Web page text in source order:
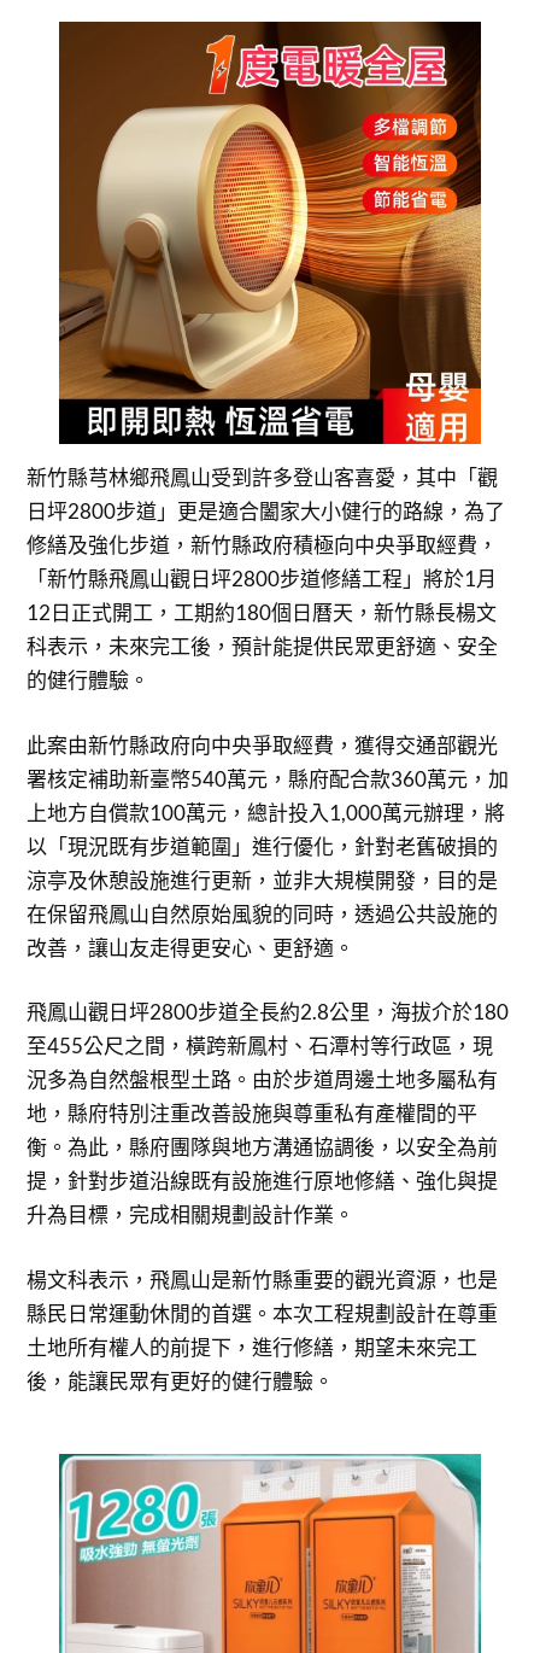
新竹縣芎林鄉飛鳳山受到許多登山客喜愛，其中「觀
日坪2800步道」更是適合闔家大小健行的路線，為了
修繕及強化步道，新竹縣政府積極向中央爭取經費，
「新竹縣飛鳳山觀日坪2800步道修繕工程」將於1月
12日正式開工，工期約180個日曆天，新竹縣長楊文
科表示，未來完工後，預計能提供民眾更舒適、安全
的健行體驗。
此案由新竹縣政府向中央爭取經費，獲得交通部觀光
署核定補助新臺幣540萬元，縣府配合款360萬元，加
上地方自償款100萬元，總計投入1,000萬元辦理，將
以「現況既有步道範圍」進行優化，針對老舊破損的
涼亭及休憩設施進行更新，並非大規模開發，目的是
在保留飛鳳山自然原始風貌的同時，透過公共設施的
改善，讓山友走得更安心、更舒適。
飛鳳山觀日坪2800步道全長約2.8公里，海拔介於180
至455公尺之間，橫跨新鳳村、石潭村等行政區，現
況多為自然盤根型土路。由於步道周邊土地多屬私有
地，縣府特別注重改善設施與尊重私有產權間的平
衡。為此，縣府團隊與地方溝通協調後，以安全為前
提，針對步道沿線既有設施進行原地修繕、強化與提
升為目標，完成相關規劃設計作業。
楊文科表示，飛鳳山是新竹縣重要的觀光資源，也是
縣民日常運動休閒的首選。本次工程規劃設計在尊重
土地所有權人的前提下，進行修繕，期望未來完工
後，能讓民眾有更好的健行體驗。